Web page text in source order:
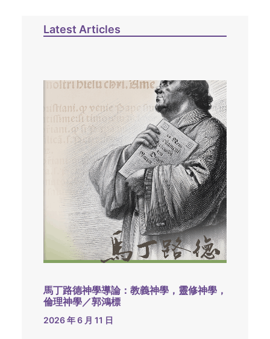
Latest Articles
馬丁路德神學導論：教義神學，靈修神學，
倫理神學／郭鴻標
2026 年 6 月 11 日